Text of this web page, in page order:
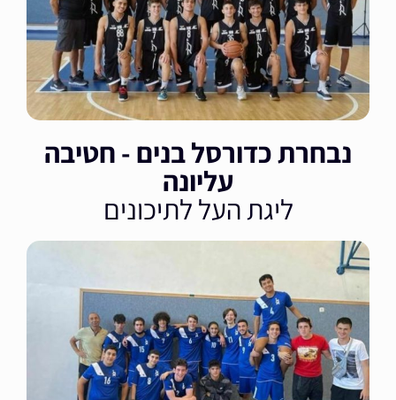
נבחרת כדורסל בנים - חטיבה
עליונה
ליגת העל לתיכונים